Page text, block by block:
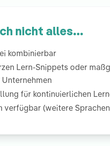
nicht alles...
kombinierbar
Lern-Snippets oder
für kontinuierlichen
verfügbar (weitere